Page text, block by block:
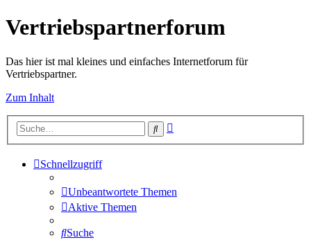
Vertriebspartnerforum
Das hier ist mal kleines und einfaches Internetforum für
Vertriebspartner.
Zum Inhalt
Suche
Schnellzugriff
Unbeantwortete Themen
Aktive Themen
Suche